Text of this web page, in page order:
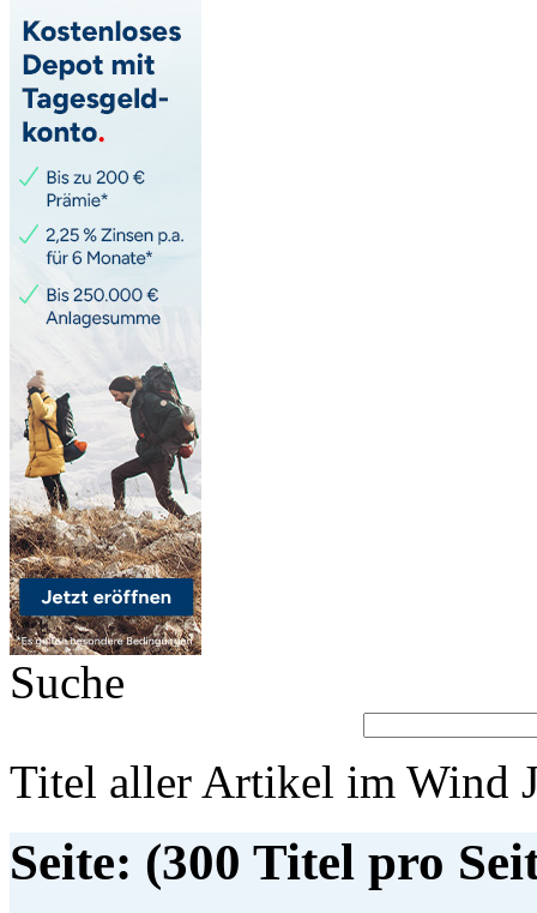
Suche
Titel aller Artikel im Wind
Seite: (300 Titel pro